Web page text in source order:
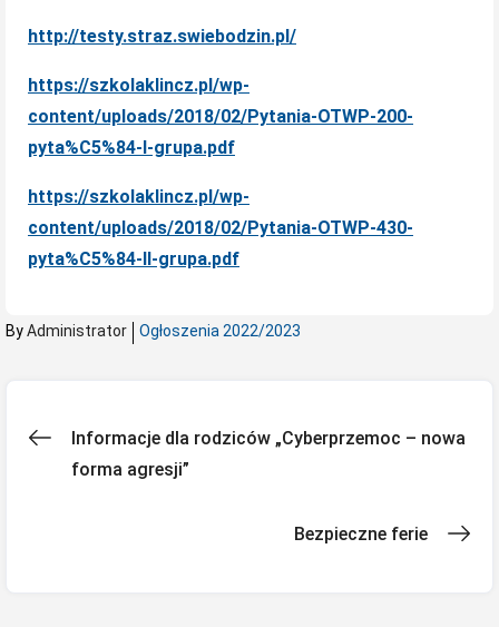
http://testy.straz.swiebodzin.pl/
https://szkolaklincz.pl/wp-
content/uploads/2018/02/Pytania-OTWP-200-
pyta%C5%84-I-grupa.pdf
https://szkolaklincz.pl/wp-
content/uploads/2018/02/Pytania-OTWP-430-
pyta%C5%84-II-grupa.pdf
ByAdministrator Ogłoszenia 2022/2023
Nawigacja
Informacje dla rodziców „Cyberprzemoc – nowa
forma agresji”
Bezpieczne ferie